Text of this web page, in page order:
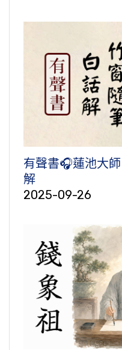
有聲書🎧蓮池大
解
2025-09-26